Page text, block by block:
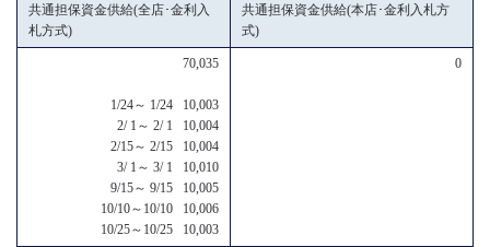
共通担保資金供給(全店･金利入
札方式)
共通担保資金供給(本店･金利入札方
式)
70,035
1/24～ 1/24 10,003
2/ 1～ 2/ 1 10,004
2/15～ 2/15 10,004
3/ 1～ 3/ 1 10,010
9/15～ 9/15 10,005
10/10～10/10 10,006
10/25～10/25 10,003
0